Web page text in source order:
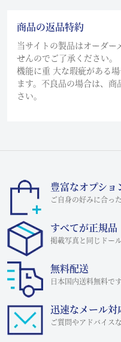
商品の返品特約
当サイトの製品はオーダ
せんのでご了承ください。
機能に重 大な瑕疵がある
ます。不良品の場合は、
さい。
豊富なオプショ
ご自身の好みに合っ
すべてが正規品
掲載写真と同じドー
無料配送
日本国内送料無料で
迅速なメール対
ご質問やアドバイス